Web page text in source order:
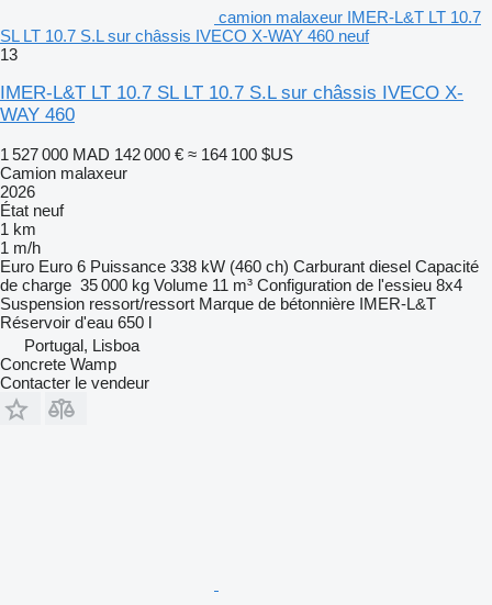
camion malaxeur IMER-L&T LT 10.7
SL LT 10.7 S.L sur châssis IVECO X-WAY 460 neuf
13
IMER-L&T LT 10.7 SL LT 10.7 S.L sur châssis IVECO X-
WAY 460
1 527 000 MAD 142 000 € ≈ 164 100 $US
Camion malaxeur
2026
État neuf
1 km
1 m/h
Euro Euro 6 Puissance 338 kW (460 ch) Carburant diesel Capacité
de charge 35 000 kg Volume 11 m³ Configuration de l'essieu 8x4
Suspension ressort/ressort Marque de bétonnière IMER-L&T
Réservoir d'eau 650 l
Portugal, Lisboa
Concrete Wamp
Contacter le vendeur